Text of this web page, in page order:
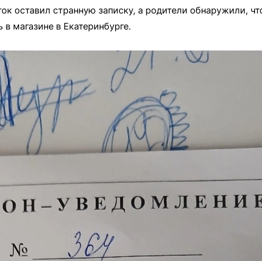
оставил странную записку, а родители обнаружили,
магазине в Екатеринбурге.